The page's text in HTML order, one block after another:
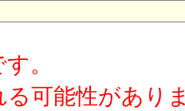
。
可能性がありま